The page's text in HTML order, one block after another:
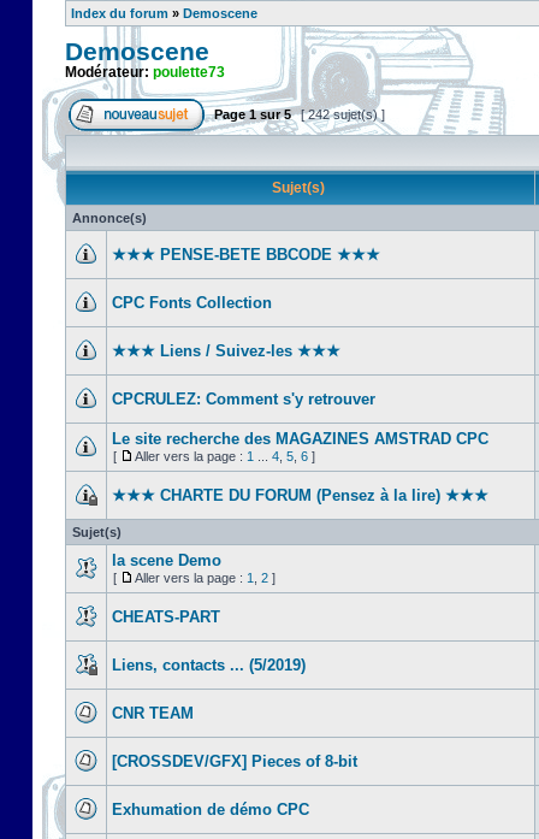
Index du forum » Demoscene
Demoscene
Modérateur: poulette73
Page1sur5 [ 242 sujet(s) ]
Sujet(s)
Annonce(s)
★★★ PENSE-BETE BBCODE ★★★
CPC Fonts Collection
★★★ Liens / Suivez-les ★★★
CPCRULEZ: Comment s'y retrouver‎
Le site recherche des MAGAZINES AMSTRAD CPC
[ Aller vers la page : 1 4 5 6 ]
★★★ CHARTE DU FORUM (Pensez à la lire) ★★★
Sujet(s)
la scene Demo
[ Aller vers la page : 1 2 ]
CHEATS-PART
Liens, contacts ... (5/2019)
CNR TEAM
[CROSSDEV/GFX] Pieces of 8-bit
Exhumation de démo CPC